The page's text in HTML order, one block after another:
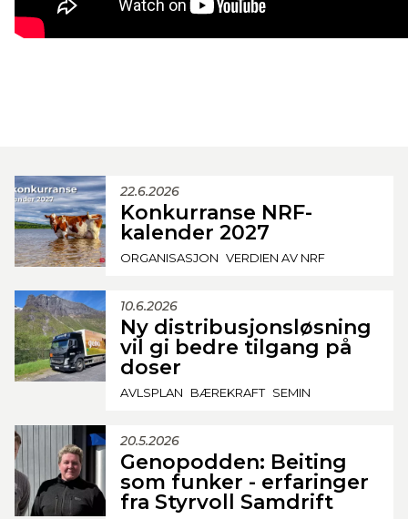
22.6.2026
Konkurranse NRF-
kalender 2027
ORGANISASJON VERDIEN AV NRF
10.6.2026
Ny distribusjonsløsning
vil gi bedre tilgang på
doser
AVLSPLAN BÆREKRAFT SEMIN
20.5.2026
Genopodden: Beiting
som funker - erfaringer
fra Styrvoll Samdrift